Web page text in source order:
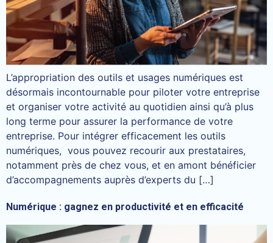
L’appropriation des outils et usages numériques est
désormais incontournable pour piloter votre entreprise
et organiser votre activité au quotidien ainsi qu’à plus
long terme pour assurer la performance de votre
entreprise. Pour intégrer efficacement les outils
numériques, vous pouvez recourir aux prestataires,
notamment près de chez vous, et en amont bénéficier
d’accompagnements auprès d’experts du […]
Numérique : gagnez en productivité et en efficacité